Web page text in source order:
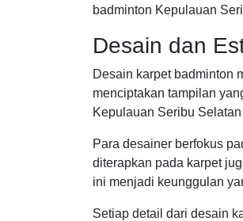
badminton Kepulauan
Desain dan
Desain karpet badminton
menciptakan tampilan
Kepulauan Seribu
Para desainer berfokus
diterapkan pada karpet
ini menjadi keunggulan
Setiap detail dari desain